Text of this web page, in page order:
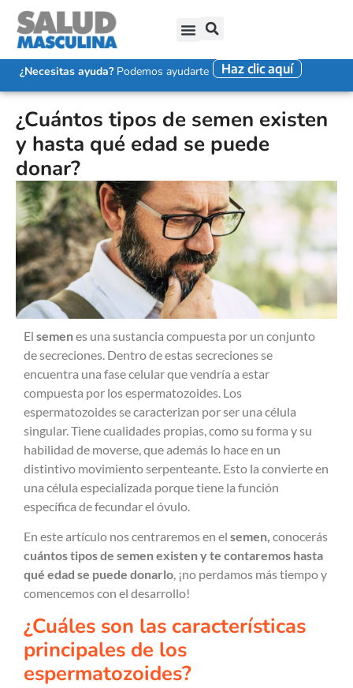
¿Necesitas ayuda?Podemos ayudarte Haz clic aquí
¿Cuántos tipos de semen existen
y hasta qué edad se puede
donar?
El semenes una sustancia compuesta por un conjunto
de secreciones. Dentro de estas secreciones se
encuentra una fase celular que vendría a estar
compuesta por los espermatozoides. Los
espermatozoides se caracterizan por ser una célula
singular. Tiene cualidades propias, como su forma y su
habilidad de moverse, que además lo hace en un
distintivo movimiento serpenteante. Esto la convierte en
una célula especializada porque tiene la función
específica de fecundar el óvulo.
En este artículo nos centraremos en el semen, conocerás
cuántos tipos de semen existen y te contaremos hasta
qué edad se puede donarlo, ¡no perdamos más tiempo y
comencemos con el desarrollo!
¿Cuáles son las características
principales de los
espermatozoides?